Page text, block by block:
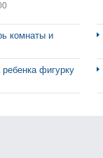
комнаты и
фигурку